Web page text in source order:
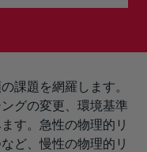
課題を網羅します。
グの変更、環境基準
す。急性の物理的リ
ど、慢性の物理的リ